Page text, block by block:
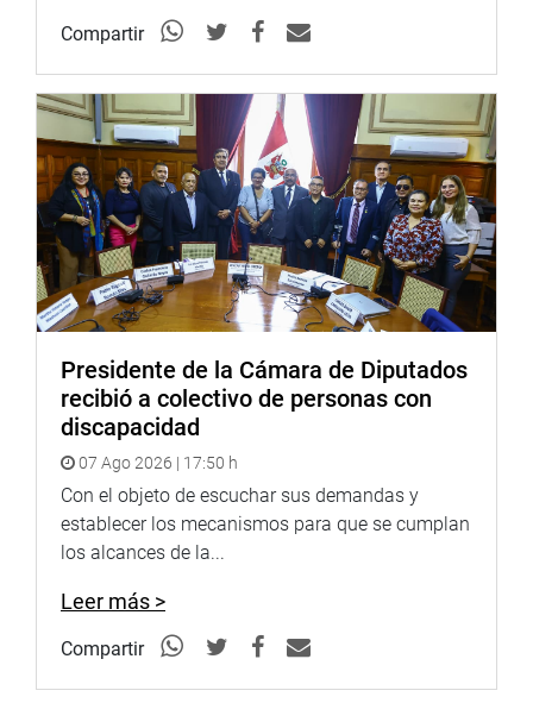
Compartir
Presidente de la Cámara de Diputados
recibió a colectivo de personas con
discapacidad
07 Ago 2026 | 17:50 h
Con el objeto de escuchar sus demandas y
establecer los mecanismos para que se cumplan
los alcances de la...
Leer más >
Compartir